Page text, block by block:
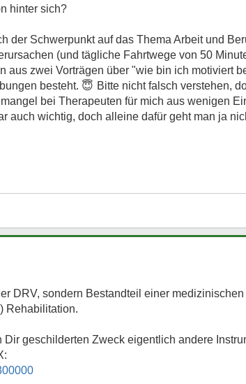
hinter sich?
der Schwerpunkt auf das Thema Arbeit und
(und tägliche Fahrtwege von 50
aus zwei Vorträgen über "wie bin ich motiviert
besteht. 😇 Bitte nicht falsch verstehen,
bei Therapeuten für mich aus wenigen
auch wichtig, doch alleine dafür geht man ja
DRV, sondern Bestandteil einer
Rehabilitation.
geschilderten Zweck eigentlich andere